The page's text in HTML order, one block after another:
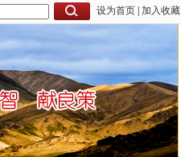
设为首页 加入收藏